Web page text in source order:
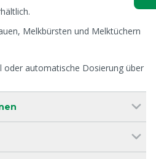
Melkbürsten und Melktüchern
oder automatische Dosierung über